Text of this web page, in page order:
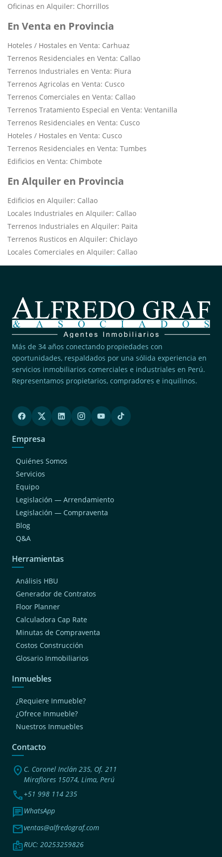
Oficinas en Alquiler: Chorrillos
En Venta en Provincia
Hoteles / Hostales en Venta: Carhuaz
Terrenos Residenciales en Venta: Callao
Terrenos Industriales en Venta: Piura
Terrenos Agricolas en Venta: Cusco
Terrenos Comerciales en Venta: Callao
Terrenos Tratamiento Especial en Venta: Ventanilla
Terrenos Residenciales en Venta: Cusco
Hoteles / Hostales en Venta: Cusco
Terrenos Residenciales en Venta: Tumbes
Edificios en Venta: Chimbote
En Alquiler en Provincia
Edificios en Alquiler: Callao
Locales Industriales en Alquiler: Callao
Terrenos Industriales en Alquiler: Paita
Terrenos Rusticos en Alquiler: Chiclayo
Locales Comerciales en Alquiler: Callao
Más de 34 años conectando propiedades con
oportunidades, respaldados por una sólida experiencia en
servicios inmobiliarios comerciales e industriales en Perú.
Representamos propietarios, compradores e inquilinos.
Empresa
Quiénes Somos
Servicios
Equipo
Legislación — Arrendamiento
Legislación — Compraventa
Blog
Q&A
Herramientas
Análisis HBU
Generador de Contratos
Floor Planner
Calculadora Cap Rate
Minutas de Compraventa
Costos Construcción
Glosario Inmobiliarios
Inmuebles
¿Requiere Inmueble?
¿Ofrece Inmueble?
Nuestros Inmuebles
Contacto
location_on C. Coronel Inclán 235, Of. 211
Miraflores 15074, Lima, Perú
phone+51 998 114 235
chatWhatsApp
mailventas@alfredograf.com
badgeRUC: 20253259826